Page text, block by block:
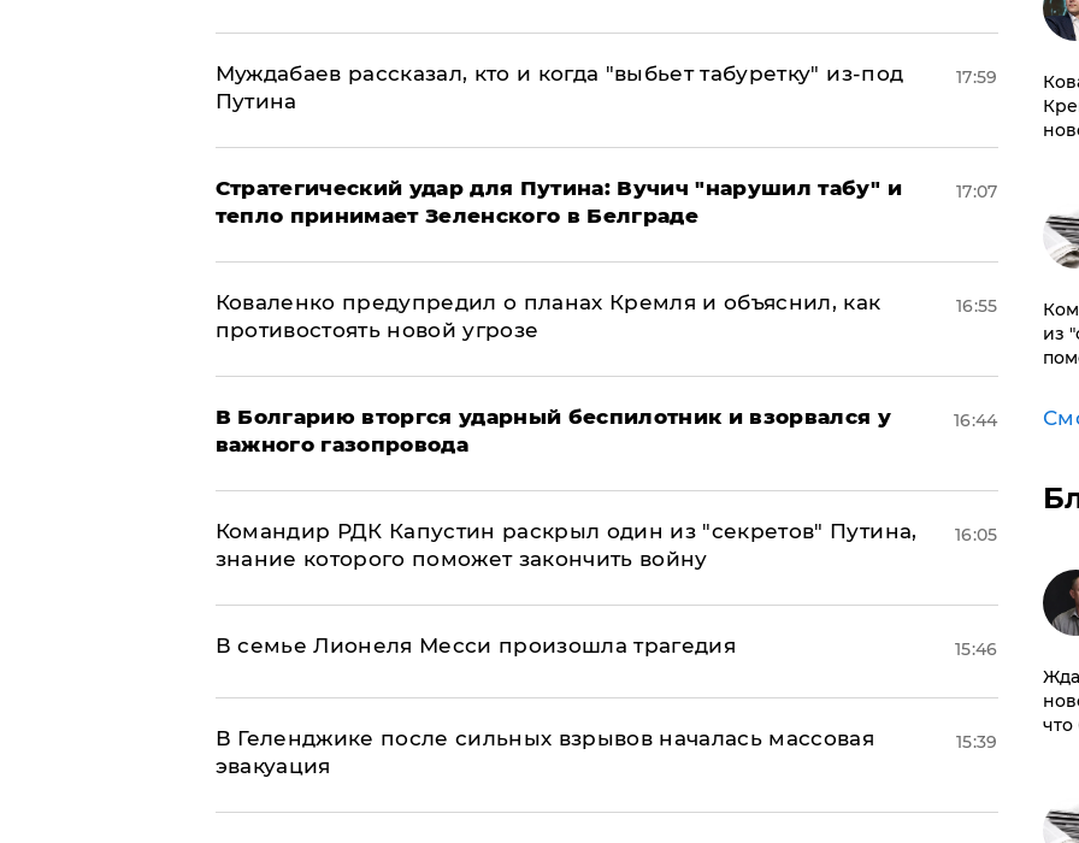
Муждабаев рассказал, кто и когда "выбьет табуретку" из-под
Путина
17:59
Стратегический удар для Путина: Вучич "нарушил табу" и
тепло принимает Зеленского в Белграде
17:07
Коваленко предупредил о планах Кремля и объяснил, как
противостоять новой угрозе
16:55
В Болгарию вторгся ударный беспилотник и взорвался у
важного газопровода
16:44
Командир РДК Капустин раскрыл один из "секретов" Путина,
знание которого поможет закончить войну
16:05
В семье Лионеля Месси произошла трагедия 15:46
В Геленджике после сильных взрывов началась массовая
эвакуация
15:39
из
что